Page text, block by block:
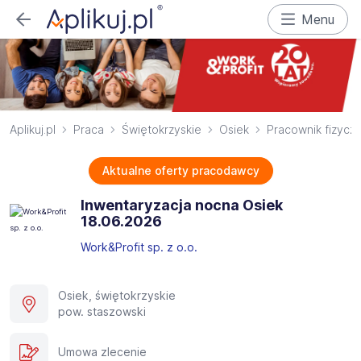
Menu
Aplikuj.pl Praca Świętokrzyskie Osiek Pracownik
Aktualne oferty pracodawcy
Inwentaryzacja nocna Osiek
18.06.2026​
Work&Profit sp. z o.o.
Osiek, świętokrzyskie
pow. staszowski
Umowa zlecenie